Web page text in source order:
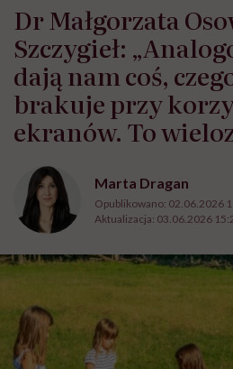
Dr Małgorzata
Szczygieł:
dają nam coś,
brakuje przy
ekranów. To
Marta Dragan
Opublikowano: 02.06.2026
Aktualizacja: 03.06.2026